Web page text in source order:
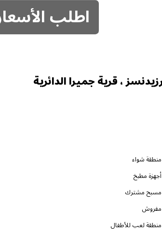
اطلب
منطقة شواء
أجهزة مطبخ
مسبح مشترك
مفروش
منطقة لعب للأطفال